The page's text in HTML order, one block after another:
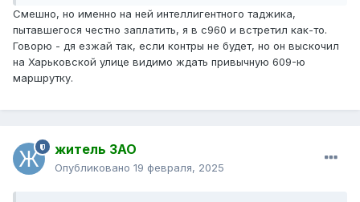
Смешно, но именно на ней интеллигентного таджика,
пытавшегося честно заплатить, я в с960 и встретил как-то.
Говорю - дя езжай так, если контры не будет, но он выскочил
на Харьковской улице видимо ждать привычную 609-ю
маршрутку.
житель ЗАО
Опубликовано 19 февраля, 2025